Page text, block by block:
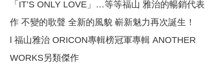
「IT’S ONLY LOVE」…等等福山 雅治的暢銷代表
作 不變的歌聲 全新的風貌 嶄新魅力再次誕生！
l 福山雅治 ORICON專輯榜冠軍專輯 ANOTHER
WORKS另類傑作